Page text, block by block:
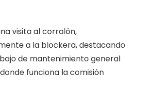
visita al corralón,
a la blockera, destacando
de mantenimiento general
funciona la comisión